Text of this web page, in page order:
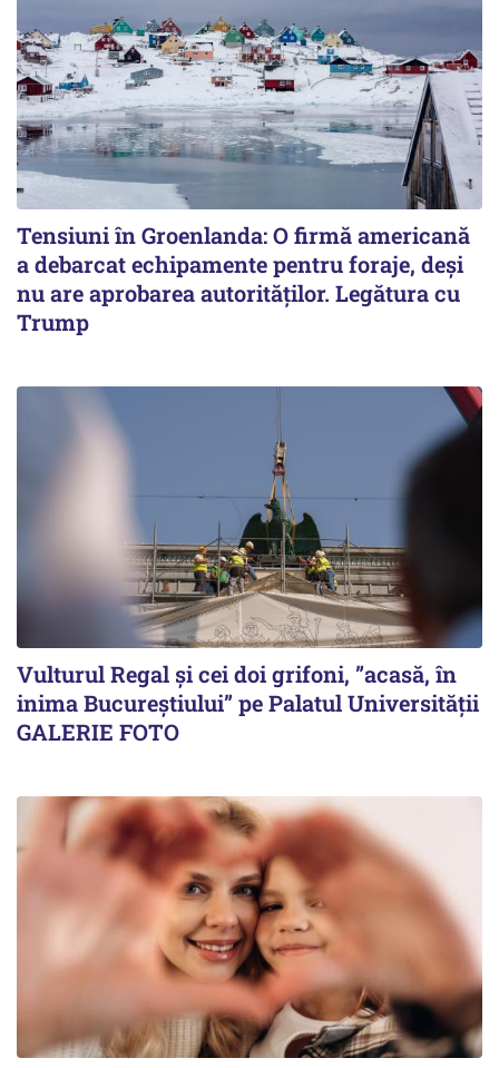
Tensiuni în Groenlanda: O firmă americană
a debarcat echipamente pentru foraje, deși
nu are aprobarea autorităților. Legătura cu
Trump
Vulturul Regal și cei doi grifoni, ”acasă, în
inima Bucureștiului” pe Palatul Universității
GALERIE FOTO